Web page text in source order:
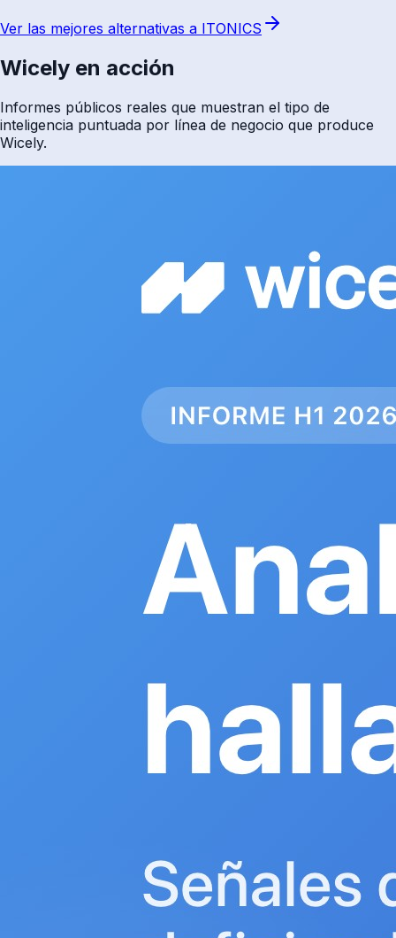
Ver las mejores alternativas a ITONICS
Wicely en acción
Informes públicos reales que muestran el tipo de
inteligencia puntuada por línea de negocio que produce
Wicely.